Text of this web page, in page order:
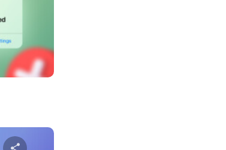
טוויטר